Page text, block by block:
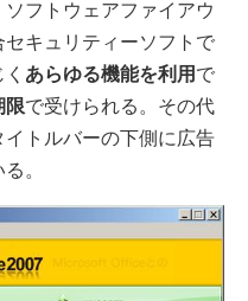
フトウェアファイアウ
キュリティーソフトで
あらゆる機能を利用 で
限で受けられる。その代
トルバーの下側に広告
。